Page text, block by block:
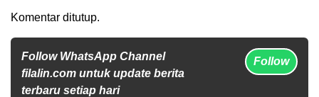
Komentar ditutup.
Follow WhatsApp Channel
filalin.com untuk update berita
terbaru setiap hari
Follow